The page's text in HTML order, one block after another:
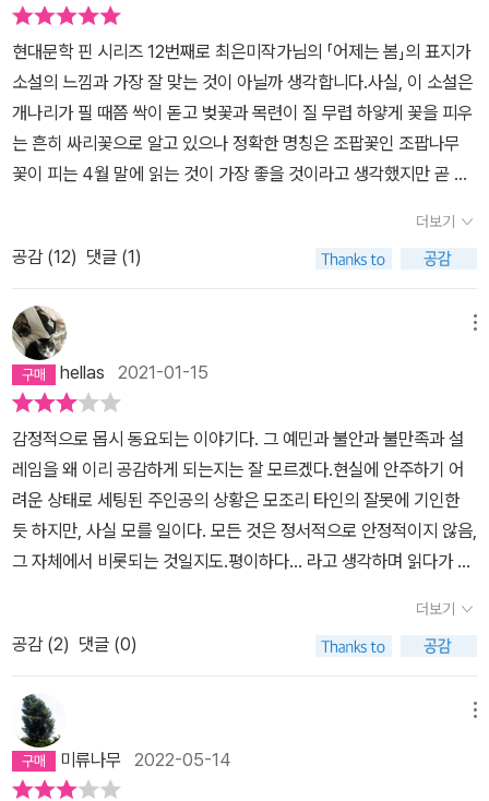
기』(2018년 8월 25일 발간) 006 정이현 『알지 못하는 모든 신들에
게』(2018년 9월 25일 발간) 007 정용준 『유령』(2018년 10월 25
일 발간) 008 김금희 『나의 사랑, 매기』(2018년 11월 25일 발간) 0
09 김성중 『이슬라』(2018년 12월 25일 발간) 010 손보미 『우연의
신』(2019년 1월 25일 발간) 011 백수린 『친애하고, 친애하는』(201
9년 2월 25일 발간) 012 최은미 『어제는 봄』(2019년 3월 25일 발
허은경 <현대문학 핀 시리즈>는 아티스트의 영혼이 깃든 표지 작업
과 함께 하나의 특별한 예술작품으로 재구성된 독창적인 소설선, 즉
예술 선집이 되었다. 각 소설이 그 작품마다의 독특한 향기와 그윽한
예술적 매혹을 갖게 된 것은 바로 소설과 예술, 이 두 세계의 만남이
이루어낸 영혼의 조화로움 때문일 것이다. 허은경 1964년 서울 출
생. 서울대 서양화과 졸업. 미국 캘리포니아주 패서디나에 위치한 아
트센터Art Center College of Design, Pasadena, CA에서 학사
와 석사 학위 취득. 1992년 첫 개인전 「After Myth」로 활동을 시작,
미국과 한국, 독일, 중국을 오가며 다수의 개인전, 단체전. [관련 기
사] * 세계일보 2019년 4월 5일자 : 내면의 상처 딛고 사랑을 향해
달려가는 여성의 서사
현대문학 핀 시리즈 12번째로 최은미작가님의 「어제는 봄」의 표지가
소설의 느낌과 가장 잘 맞는 것이 아닐까 생각합니다.사실, 이 소설은
개나리가 필 때쯤 싹이 돋고 벚꽃과 목련이 질 무렵 하얗게 꽃을 피우
는 흔히 싸리꽃으로 알고 있으나 정확한 명칭은 조팝꽃인 조팝나무
꽃이 피는 4월 말에 읽는 것이 가장 좋을 것이라고 생각했지만 곧 4
만 자신의 이름으로 된 책 한 권없이 아무도 알아주지 못한 채 소설을
쓰면서 딸 소은이를 키우는 모난 구석이 없지만 성욕 또한 없는 남편
윤지욱과 결혼한 작가라고 말하기도 어려운 정수진이 소설을 쓰기 위
해 취재차 경진경찰서에서 근무하는 이선우경사와 만나면서 느끼게
되는 감정을 눈으로 읽으면서 2017년 10월에 출간되었던 작가님의
첫 장편소설 「아홉번째 파도」가 당연하게 생각났습니다. 외도를 저질
렀다는 어머니의 소식을 다른 여자에게서 듣게되는 교생실습하던 그
녀가 그 여자에게 아버지에게는 제발 알리지 말아달라는 말 밖에 하
지 않았지만 그 충격이 매우 컸었고 그 후로 엎친데 덮친 격으로 아버
지또한 5월 한복판에서 갑자기 그렇게 떠나면서 양주를 벗어났지만
멀리 벗어나지는 못하고 오히려 양주에 대한 소설을 10년동안이나
쓰게 되는 정수진이 이선우경사에게 느끼던 감정을 급작스럽게 거두
게되는 모습 또한 인상깊었습니다.그리고 6월에 소은이의 학교에서
체험학습을 가게 되었는 데 하필이면 소은이가 어릴 적에 큰 충격을
는 능으로 가게 되었고 그녀 역시 폴리스맘으로 같이 동행하게 되어
불길한 예감이 들었는 데 역시나 예감은 틀리지 않게 되고 거기서 운
명적처럼 이선우경사가 나타나 그녀를 구해주는(? 멧돼지와 수진이
대립하던 상황에서 멧돼지를 소탕하고 수진과 아이들을 구했으니) 것
더보기
공감 (12) 댓글 (1)
hellas 2021-01-15
감정적으로 몹시 동요되는 이야기다. 그 예민과 불안과 불만족과 설
레임을 왜 이리 공감하게 되는지는 잘 모르겠다.현실에 안주하기 어
려운 상태로 세팅된 주인공의 상황은 모조리 타인의 잘못에 기인한
듯 하지만, 사실 모를 일이다. 모든 것은 정서적으로 안정적이지 않음,
그 자체에서 비롯되는 것일지도.평이하다... 라고 생각하며 읽다가 자
한 마음이 되는건, 이야기가 잘 구축되었기 때문이다.모든 노래의 기
원은 상실이라고 하는데.. 주인공의 상실은 어디부터 시작인지, 끝은
있는지 모르겠다.- 신호가 바뀌려는 찰나 이선우가 혼잣말인듯 아닌
듯 그 말을 한다. ˝그리고...... 사람이 죄 좀 짓고 살면 어때요.˝ - 852
020. oct.
더보기
공감 (2) 댓글 (0)
미류나무 2022-05-14